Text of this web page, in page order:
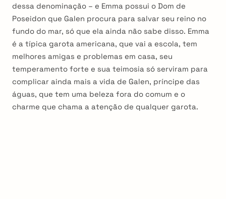
dessa denominação – e Emma possui o Dom de
Poseidon que Galen procura para salvar seu reino no
fundo do mar, só que ela ainda não sabe disso. Emma
é a típica garota americana, que vai a escola, tem
melhores amigas e problemas em casa, seu
temperamento forte e sua teimosia só serviram para
complicar ainda mais a vida de Galen, príncipe das
águas, que tem uma beleza fora do comum e o
charme que chama a atenção de qualquer garota.